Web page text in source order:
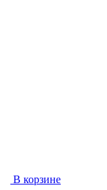
В корзине